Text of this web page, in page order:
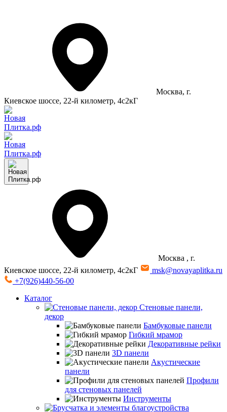
Москва, г.
Киевское шоссе, 22-й километр, 4с2кГ
Москва , г.
Киевское шоссе, 22-й километр, 4с2кГ
msk@novayaplitka.ru
+7(926)440-56-00
Каталог
Стеновые панели,
декор
Бамбуковые панели
Гибкий мрамор
Декоративные рейки
3D панели
Акустические
панели
Профили
для стеновых панелей
Инструменты